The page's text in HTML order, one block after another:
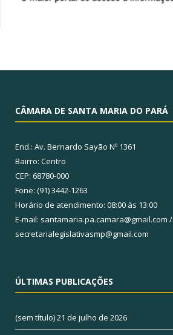
CÂMARA DE SANTA MARIA DO PARÁ
End.: Av. Bernardo Sayão Nº 1361
Bairro: Centro
CEP: 68780-000
Fone: (91) 3442-1263
Horário de atendimento: 08:00 às 13:00
E-mail: santamaria.pa.camara@gmail.com /
secretarialegislativasmp@gmail.com
ÚLTIMAS PUBLICAÇÕES
(sem título)21 de julho de 2026